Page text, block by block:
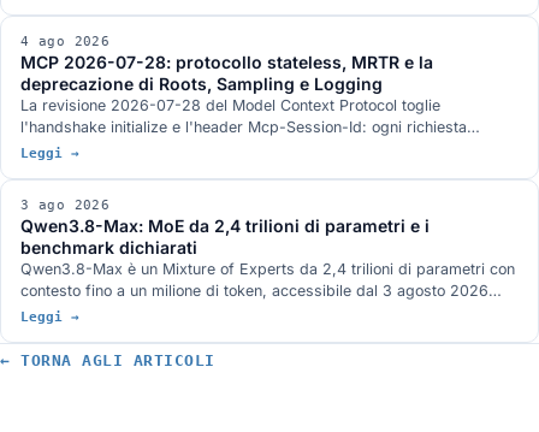
parametri in 272 GB. L'hardware GB10 da 128 GB e 273 GB/s, e le
condizioni in cui ogni numero è stato misurato.
4 ago 2026
MCP 2026-07-28: protocollo stateless, MRTR e la
deprecazione di Roots, Sampling e Logging
La revisione 2026-07-28 del Model Context Protocol toglie
l'handshake initialize e l'header Mcp-Session-Id: ogni richiesta
viaggia da sola e un server MCP sta dietro un load balancer come un
Sampling e Logging sono deprecate con dodici mesi di finestra.
Leggi →
3 ago 2026
Qwen3.8-Max: MoE da 2,4 trilioni di parametri e i
benchmark dichiarati
Qwen3.8-Max è un Mixture of Experts da 2,4 trilioni di parametri con
contesto fino a un milione di token, accessibile dal 3 agosto 2026
attraverso le API di Model Studio e la piattaforma QwenWork. I pesi
ModelScope, senza un giorno preciso e con licenza non definita. I
Leggi →
← TORNA AGLI ARTICOLI